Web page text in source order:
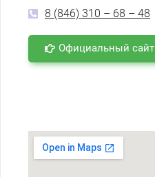
8 (846) 310 – 68 – 48
Официальный сайт